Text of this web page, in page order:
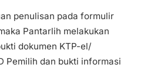
penulisan pada formulir
Pantarlih melakukan
dokumen KTP-el/
Pemilih dan bukti informasi